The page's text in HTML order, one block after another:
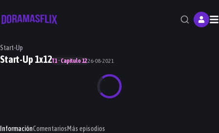
Start-Up
Start-Up 1x12T1 · Capítulo 1226-08-2021
InformaciónComentariosMás episodios